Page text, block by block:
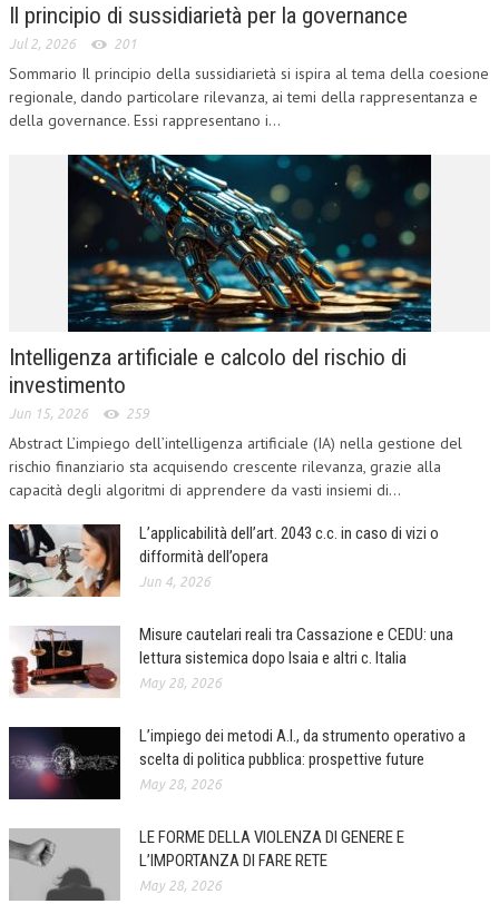
CORSI ENTI TERZI
PUBBLICAZIONI
BOLLETTINO FINANZIAMENTI
TELEGRAM
MANUALI E MONOGRAFIE
TESI DI LAUREA
MATERIALE DIDATTICO
INVITI E PROMOZIONI
Il principio di sussidiarietà per la governance
Jul 2, 2026 201
Sommario Il principio della sussidiarietà si ispira al tema della coesione
regionale, dando particolare rilevanza, ai temi della rappresentanza e
della governance. Essi rappresentano i...
Intelligenza artificiale e calcolo del rischio di
investimento
Jun 15, 2026 259
Abstract L’impiego dell’intelligenza artificiale (IA) nella gestione del
rischio finanziario sta acquisendo crescente rilevanza, grazie alla
capacità degli algoritmi di apprendere da vasti insiemi di...
L’applicabilità dell’art. 2043 c.c. in caso di vizi o
difformità dell’opera
Jun 4, 2026
Misure cautelari reali tra Cassazione e CEDU: una
lettura sistemica dopo Isaia e altri c. Italia
May 28, 2026
L’impiego dei metodi A.I., da strumento operativo a
scelta di politica pubblica: prospettive future
May 28, 2026
LE FORME DELLA VIOLENZA DI GENERE E
L’IMPORTANZA DI FARE RETE
May 28, 2026